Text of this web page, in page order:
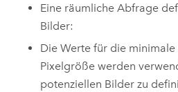
Eine räumliche Abfrage
Bilder:
Die Werte für die
Pixelgröße werden
potenziellen Bilder zu